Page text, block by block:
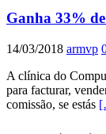
Ganha 33%
14/03/2018 armvp
A clínica do
para facturar,
comissão, se estás